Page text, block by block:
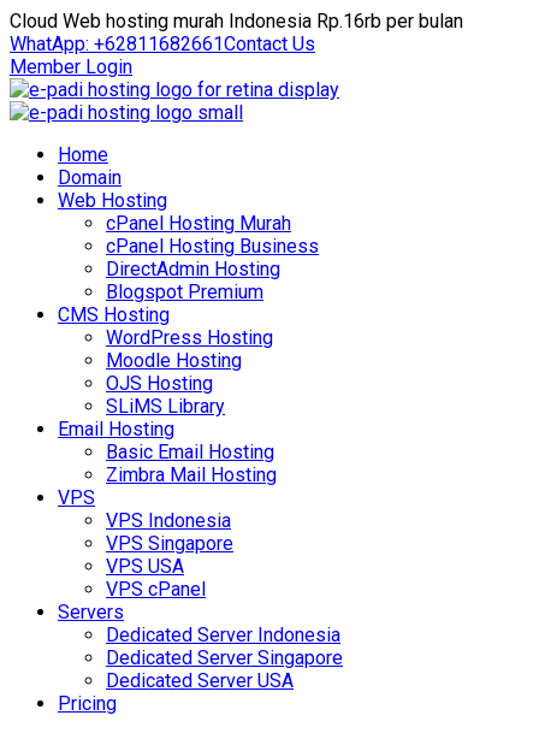
Cloud Web hosting murah Indonesia Rp.16rb per bulan
WhatApp: +62811682661Contact Us
Member Login
Home
Domain
Web Hosting
cPanel Hosting Murah
cPanel Hosting Business
DirectAdmin Hosting
Blogspot Premium
CMS Hosting
WordPress Hosting
Moodle Hosting
OJS Hosting
SLiMS Library
Email Hosting
Basic Email Hosting
Zimbra Mail Hosting
VPS
VPS Indonesia
VPS Singapore
VPS USA
VPS cPanel
Servers
Dedicated Server Indonesia
Dedicated Server Singapore
Dedicated Server USA
Pricing